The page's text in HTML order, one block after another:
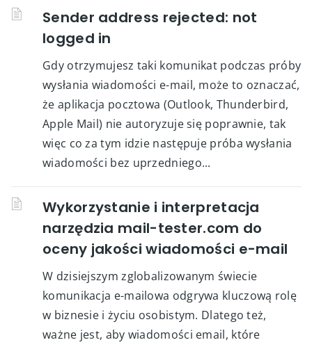
Sender address rejected: not
logged in
Gdy otrzymujesz taki komunikat podczas próby
wysłania wiadomości e-mail, może to oznaczać,
że aplikacja pocztowa (Outlook, Thunderbird,
Apple Mail) nie autoryzuje się poprawnie, tak
więc co za tym idzie następuje próba wysłania
wiadomości bez uprzedniego...
Wykorzystanie i interpretacja
narzędzia mail-tester.com do
oceny jakości wiadomości e-mail
W dzisiejszym zglobalizowanym świecie
komunikacja e-mailowa odgrywa kluczową rolę
w biznesie i życiu osobistym. Dlatego też,
ważne jest, aby wiadomości email, które